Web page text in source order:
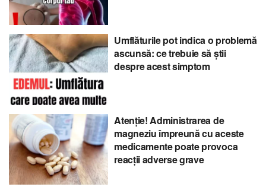
Umflăturile pot indica o problemă
ascunsă: ce trebuie să știi
despre acest simptom
Atenție! Administrarea de
magneziu împreună cu aceste
medicamente poate provoca
reacții adverse grave